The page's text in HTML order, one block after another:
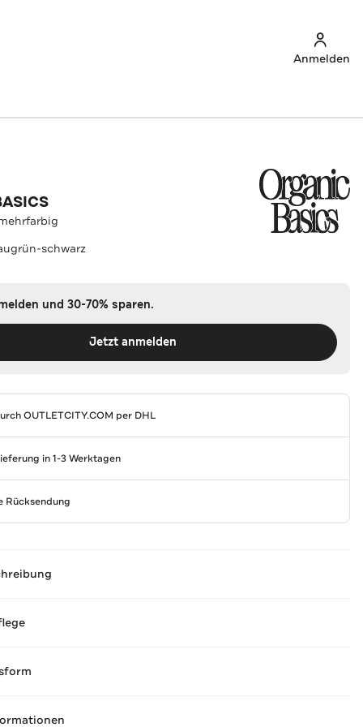
Anmelden
schwarz
und 30-70% sparen.
Jetzt anmelden
OUTLETCITY.COM per DHL
in 1-3 Werktagen
Rücksendung